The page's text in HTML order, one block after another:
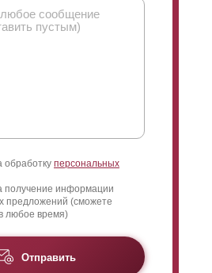
вас, не видят, а вы их
то тогда можно
обработку персональных
получение информации
предложений (сможете
любое время)
Отправить